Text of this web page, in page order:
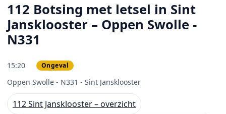
112 Botsing met letsel in Sint
Jansklooster – Oppen Swolle -
N331
15:20 Ongeval
Oppen Swolle - N331 - Sint Jansklooster
112 Sint Jansklooster – overzicht